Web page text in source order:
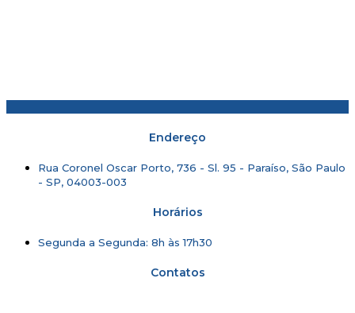
Endereço
Rua Coronel Oscar Porto, 736 - Sl. 95 - Paraíso, São Paulo
- SP, 04003-003
Horários
Segunda a Segunda: 8h às 17h30
Contatos